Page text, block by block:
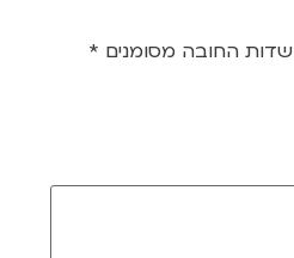
שדות החובה מסומנים *